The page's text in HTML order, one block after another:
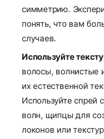
симметрию.
понять, что вам
случаев.
Используйте
волосы, волнистые
их естественной
Используйте спрей
волн, щипцы для
локонов или